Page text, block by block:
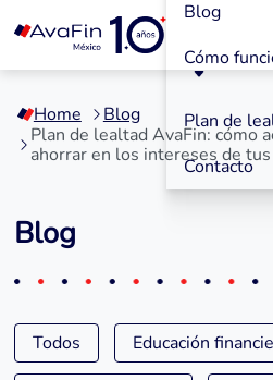
contenido
Blog
Cómo
Plan de
Contacto
Home
Blog
Plan de lealtad AvaFin: cómo
ahorrar en los intereses de
Blog
Todos Educación